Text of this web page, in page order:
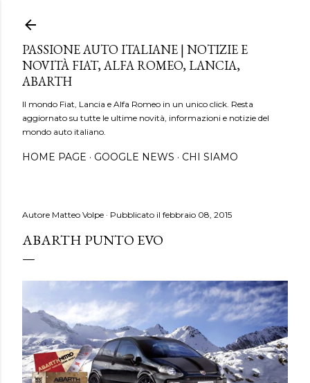
PASSIONE AUTO ITALIANE | NOTIZIE E
NOVITÀ FIAT, ALFA ROMEO, LANCIA,
ABARTH
Il mondo Fiat, Lancia e Alfa Romeo in un unico click. Resta
aggiornato su tutte le ultime novità, informazioni e notizie del
mondo auto italiano.
HOME PAGE GOOGLE NEWS CHI SIAMO
Autore Matteo Volpe Pubblicato il febbraio 08, 2015
ABARTH PUNTO EVO